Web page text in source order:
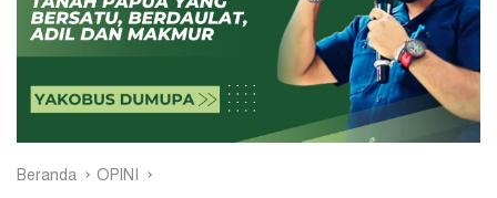
Beranda OPINI